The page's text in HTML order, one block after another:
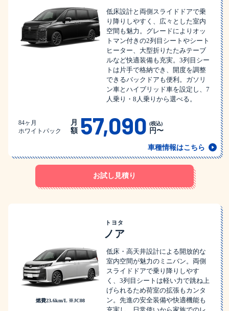
低床設計と両側スライドドアで乗
り降りしやすく、広々とした室内
空間も魅力。グレードによりオッ
トマン付きの2列目シートやシート
ヒーター、大型折りたたみテーブ
ルなど快適装備も充実。3列目シー
トは片手で格納でき、開度を調整
できるバックドアも便利。ガソリ
ン車とハイブリッド車を設定し、7
人乗り・8人乗りから選べる。
84ヶ月
ホワイトパック
月
額 57,090 (税込)
円〜
車種情報はこちら
お試し見積り
トヨタ
ノア
燃費23.6km/L ※JC08
低床・高天井設計による開放的な
室内空間が魅力のミニバン。両側
スライドドアで乗り降りしやす
く、3列目シートは軽い力で跳ね上
げられるため荷室の拡張もカンタ
ン。先進の安全装備や快適機能も
充実し、日常使いから家族でのレ